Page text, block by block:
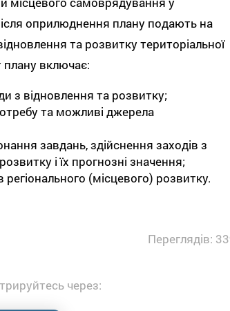
оприлюднення плану подають на
та розвитку територіальної
включає:
з відновлення та розвитку;
та можливі джерела
завдань, здійснення заходів з
і їх прогнозні значення;
регіонального (місцевого) розвитку.
Переглядів:
через: